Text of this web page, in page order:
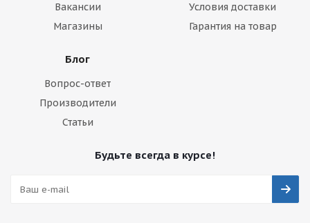
Вакансии
Магазины
Условия доставки
Гарантия на товар
Блог
Вопрос-ответ
Производители
Статьи
Будьте всегда в курсе!